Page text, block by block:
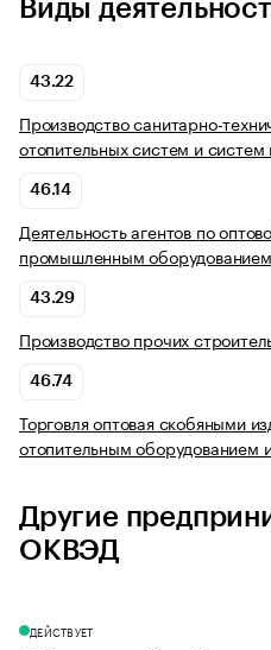
Виды
43.22
Производство санитарно-
отопительных систем и
46.14
Деятельность агентов по
промышленным
43.29
Производство прочих
46.74
Торговля оптовая скобяными
отопительным оборудованием
Другие
ОКВЭД
ДЕЙСТВУЕТ